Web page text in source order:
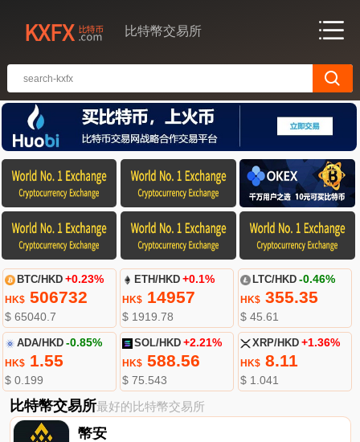
比特幣交易所
BTC/HKD +0.23%
HK$506732
$ 65040.7
ETH/HKD +0.1%
HK$ 14957
$ 1919.78
LTC/HKD -0.46%
HK$355.35
$ 45.61
ADA/HKD -0.85%
HK$1.55
$ 0.199
SOL/HKD +2.21%
HK$ 588.56
$ 75.543
XRP/HKD +1.36%
HK$8.11
$ 1.041
比特幣交易所最好的比特幣交易所
幣安